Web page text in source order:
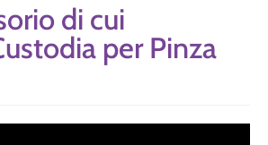
di cui
per Pinza